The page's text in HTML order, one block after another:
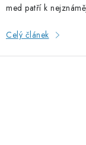
med patří k
Celý článek